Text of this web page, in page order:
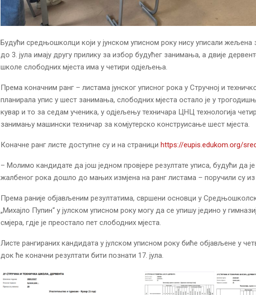
Будући средњошколци који у јунском уписном року нису уписали жељена
до 3. јула имају другу прилику за избор будућег занимања, а двије
школе слободних мјеста има у четири одјељења.
Према коначним ранг – листама јунског уписног рока у Стручној и
планирала упис у шест занимања, слободних мјеста остало је у
кувар и то за седам ученика, у одјељењу техничара ЦНЦ технологија
занимању машински техничар за комјутерско конструисање шест мјеста.
Коначне ранг листе доступне су и на страници https://eupis.edukom.org/
– Молимо кандидате да још једном провјере резултате уписа, будући да је
жалбеног рока дошло до мањих измјена на ранг листама – поручили су
Према раније објављеним резултатима, свршени основци у
„Михајло Пупин“ у јулском уписном року могу да се упишу једино у
смјера, гдје је преостало пет слободних мјеста.
Листе рангираних кандидата у јулском уписном року биће објављене у
док ће коначни резултати бити познати 17. јула.